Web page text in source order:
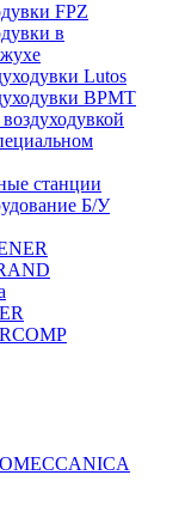
FPZ
в
Lutos
ВРМТ
станции
Б/У